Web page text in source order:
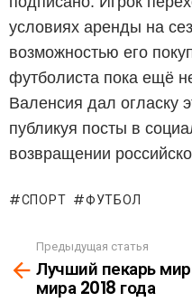
условиях аренды на
возможностью его
футболиста пока ещё
Валенсия дал огласку
публикуя посты в
возвращении
СПОРТ ФУТБОЛ
See
more
Предыдущая статья
Лучший пекарь
мира 2018 года